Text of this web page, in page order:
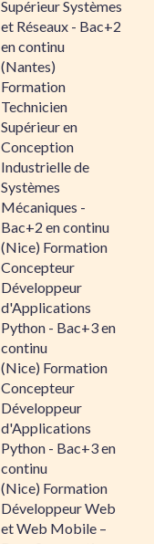
Supérieur Systèmes
et Réseaux - Bac+2
en continu
(Nantes)
Formation
Technicien
Supérieur en
Conception
Industrielle de
Systèmes
Mécaniques -
Bac+2 en continu
(Nice) Formation
Concepteur
Développeur
d'Applications
Python - Bac+3 en
continu
(Nice) Formation
Concepteur
Développeur
d'Applications
Python - Bac+3 en
continu
(Nice) Formation
Développeur Web
et Web Mobile –